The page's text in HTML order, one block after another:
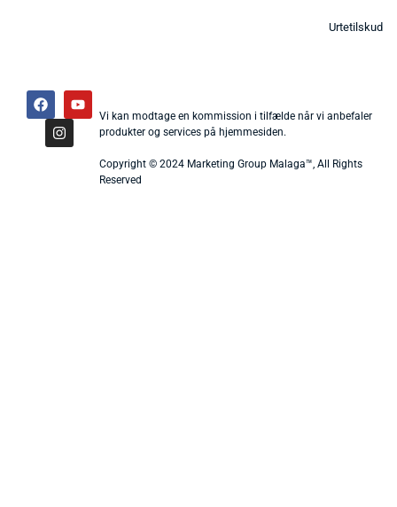
Urtetilskud
Vi kan modtage en kommission i tilfælde når vi anbefaler
produkter og services på hjemmesiden.
Copyright © 2024 Marketing Group Malaga™, All Rights
Reserved